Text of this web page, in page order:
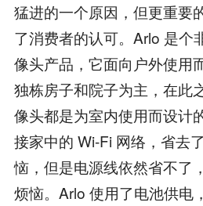
猛进的一个原因，但更重要
了消费者的认可。Arlo 是个
像头产品，它面向户外使用
独栋房子和院子为主，在此
像头都是为室内使用而设计
接家中的 Wi-Fi 网络，省去
恼，但是电源线依然省不了
烦恼。Arlo 使用了电池供电